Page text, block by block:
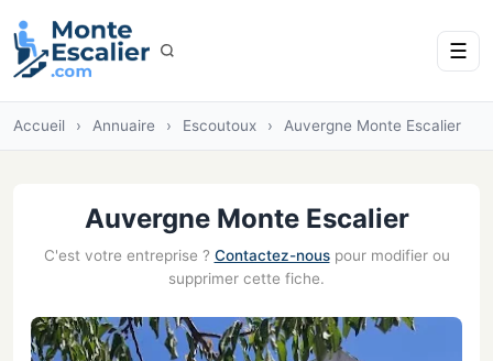
☰
Accueil › Annuaire › Escoutoux › Auvergne Monte Escalier
Auvergne Monte Escalier
C'est votre entreprise ? Contactez-nouspour modifier ou
supprimer cette fiche.